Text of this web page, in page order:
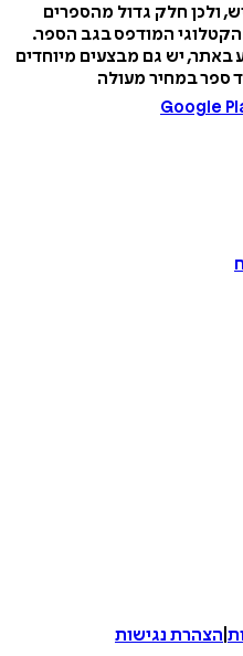
ולכן חלק גדול מהספרים
המודפס בגב הספר.
באתר, יש גם מבצעים מיוחדים
ספר במחיר מעולה
Google
הצהרת נגישות